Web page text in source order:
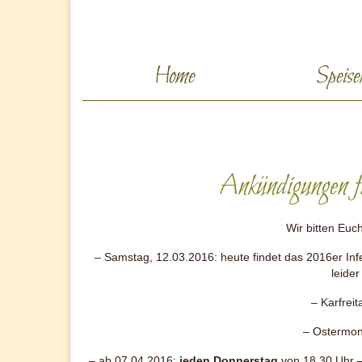
Home
Wir bitten
– Samstag, 12.03.2016: heute findet das 2016er
–
–